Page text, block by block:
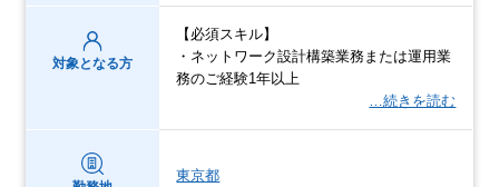
対象となる方
【必須スキル】
・ネットワーク設計構築業務または運用業
務のご経験1年以上
…続きを読む
東京都